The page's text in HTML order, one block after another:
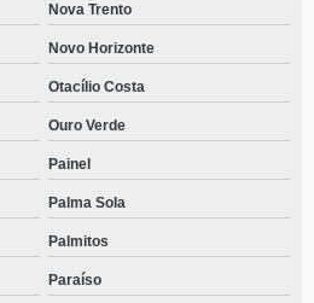
Nova Trento
Novo Horizonte
Otacílio Costa
Ouro Verde
Painel
Palma Sola
Palmitos
Paraíso